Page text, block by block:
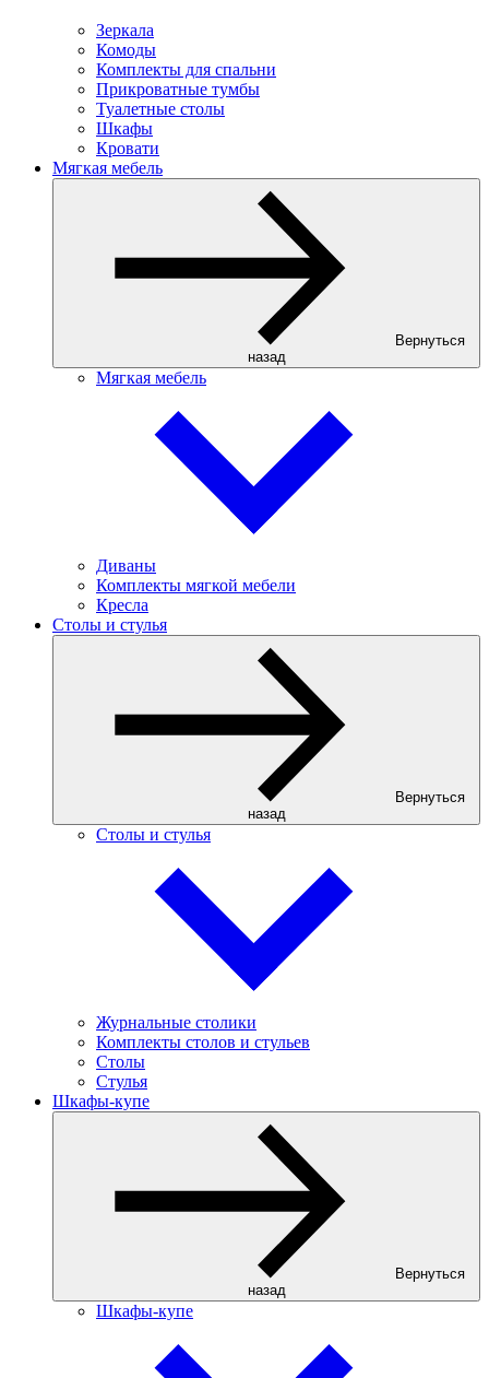
Зеркала
Комоды
Комплекты для спальни
Прикроватные тумбы
Туалетные столы
Шкафы
Кровати
Мягкая мебель
Вернуться
назад
Мягкая мебель
Диваны
Комплекты мягкой мебели
Кресла
Столы и стулья
Вернуться
назад
Столы и стулья
Журнальные столики
Комплекты столов и стульев
Столы
Стулья
Шкафы-купе
Вернуться
назад
Шкафы-купе